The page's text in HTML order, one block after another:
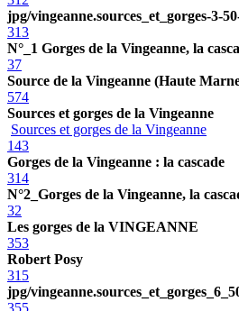
jpg/vingeanne.sources_et_gorges-3-
313
N°_1 Gorges de la Vingeanne, la
37
Source de la Vingeanne (Haute
574
Sources et gorges de la Vingeanne
Sources et gorges de la Vingeanne
143
Gorges de la Vingeanne : la cascade
314
N°2_Gorges de la Vingeanne, la
32
Les gorges de la VINGEANNE
353
Robert Posy
315
jpg/
355